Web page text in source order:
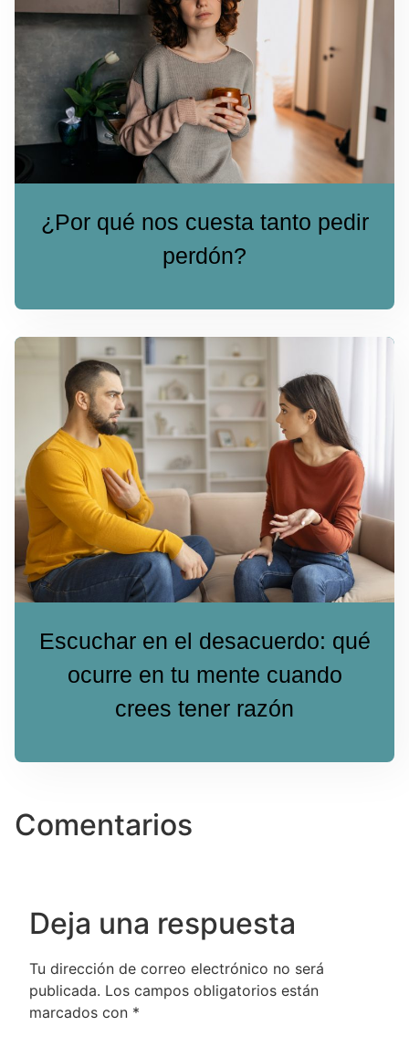
¿Por qué nos cuesta tanto pedir
perdón?
Escuchar en el desacuerdo: qué
ocurre en tu mente cuando
crees tener razón
Comentarios
Deja una respuesta
Tu dirección de correo electrónico no será
publicada. Los campos obligatorios están
marcados con *